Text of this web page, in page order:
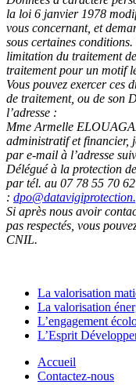
la loi 6 janvier 1978
vous concernant, et
sous certaines
limitation du traitement
traitement pour un motif
Vous pouvez exercer ces
de traitement, ou de son
l’adresse :
Mme Armelle
administratif et financier,
par e-mail à l’adresse
Délégué à la protection
par tél. au 07 78 55 70
:
Si après nous avoir
pas respectés, vous
CNIL.
La valorisation
La valorisation
L’engagement
L’Esprit
Accueil
Contactez-nous